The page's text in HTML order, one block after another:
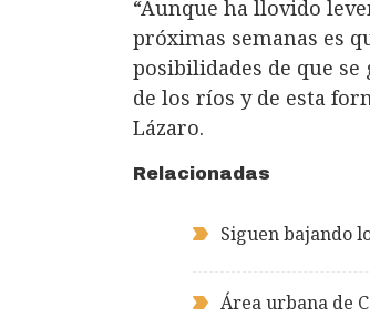
“Aunque ha llovido
próximas semanas es
posibilidades de que
de los ríos y de esta
Lázaro.
Relacionadas
Siguen bajando
Área urbana de